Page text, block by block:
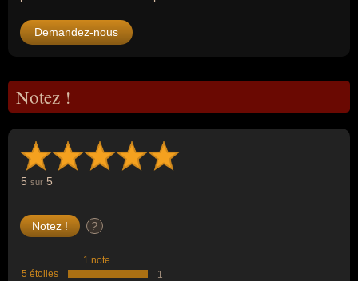
Demandez-nous
Notez !
5 sur 5
?
1 note
5 étoiles
1